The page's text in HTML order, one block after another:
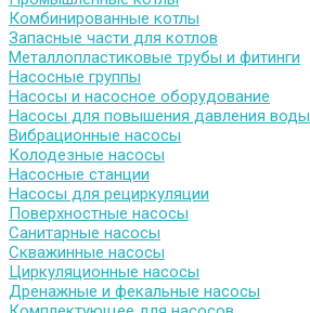
Комбинированные котлы
Запасные части для котлов
Металлопластиковые трубы и фитинги
Насосные группы
Насосы и насосное оборудование
Насосы для повышения давления воды
Вибрационные насосы
Колодезные насосы
Насосные станции
Насосы для рециркуляции
Поверхностные насосы
Санитарные насосы
Скважинные насосы
Циркуляционные насосы
Дренажные и фекальные насосы